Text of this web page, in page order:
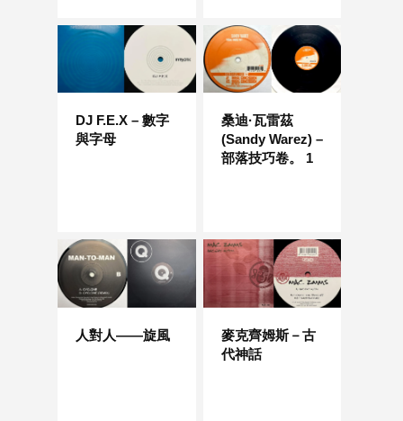
DJ F.E.X – 數字
與字母
桑迪·瓦雷茲
(Sandy Warez) –
部落技巧卷。 1
人對人——旋風
麥克齊姆斯－古
代神話